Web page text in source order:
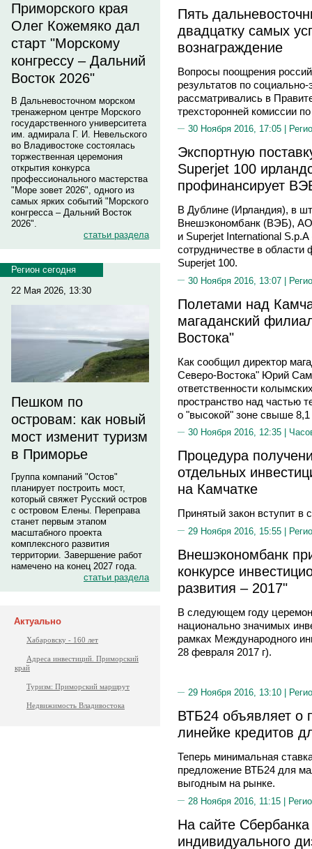
Приморского края
Олег Кожемяко дал
старт "Морскому
конгрессу – Дальний
Восток 2026"
В Дальневосточном морском
тренажерном центре Морского
государственного университета
им. адмирала Г. И. Невельского
во Владивостоке состоялась
торжественная церемония
открытия конкурса
профессионального мастерства
"Море зовет 2026", одного из
самых ярких событий "Морского
конгресса – Дальний Восток
2026".
статьи раздела
Регион сегодня
22 Мая 2026, 13:30
Пешком по
островам: как новый
мост изменит туризм
в Приморье
Группа компаний "Остов"
планирует построить мост,
который свяжет Русский остров
с островом Елены. Переправа
станет первым этапом
масштабного проекта
комплексного развития
территории. Завершение работ
намечено на конец 2027 года.
статьи раздела
Актуально
Хабаровску - 160 лет
Адреса инвестиций. Приморский
край
Туризм: Приморский маршрут
Недвижимость Владивостока
Пять
двадцатку самых
вознаграждение
Вопросы поощрения
результатов по
рассматривались в
трехсторонней комиссии
30 Ноября 2016, 17:05 |
Экспортную
Superjet 100
профинансирует
В Дублине (Ирландия), в
Внешэкономбанк (ВЭБ),
и Superjet International
сотрудничестве в области
Superjet 100.
30 Ноября 2016, 13:07 |
Полетами над
магаданский
Востока"
Как сообщил директор
Северо-Востока" Юрий
ответственности
пространство над частью
о "высокой" зоне свыше
30 Ноября 2016, 12:35 |
Процедура
отдельных
на Камчатке
Принятый закон вступит в
29 Ноября 2016, 15:55 |
Внешэкономбанк
конкурсе
развития – 2017"
В следующем году
национально значимых
рамках Международного
28 февраля 2017 г).
29 Ноября 2016, 13:10 |
ВТБ24 объявляет о
линейке кредитов
Теперь минимальная
предложение ВТБ24 для
выгодным на рынке.
28 Ноября 2016, 11:15 |
На сайте Сбербанка
индивидуального